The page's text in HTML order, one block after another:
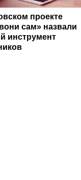
проекте
сам» назвали
инструмент